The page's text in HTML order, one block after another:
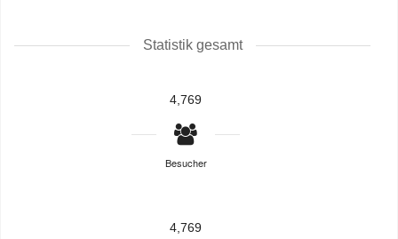
Statistik gesamt
4,769
Besucher
4,769